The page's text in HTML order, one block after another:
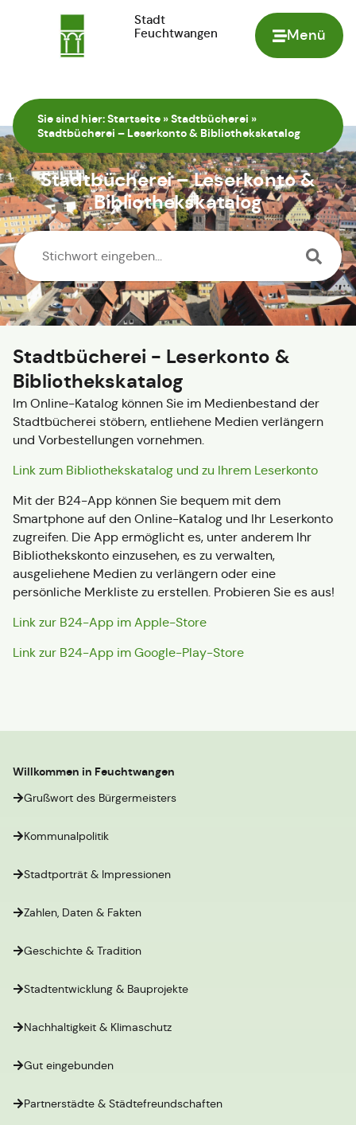
Menü
Stadt
Feuchtwangen
Sie sind hier:Startseite »Stadtbücherei »
Stadtbücherei – Leserkonto & Bibliothekskatalog
Stadtbücherei – Leserkonto &
Bibliothekskatalog
Stadtbücherei - Leserkonto &
Bibliothekskatalog
Im Online-Katalog können Sie im Medienbestand der
Stadtbücherei stöbern, entliehene Medien verlängern
und Vorbestellungen vornehmen.
Link zum Bibliothekskatalog und zu Ihrem Leserkonto
Mit der B24-App können Sie bequem mit dem
Smartphone auf den Online-Katalog und Ihr Leserkonto
zugreifen. Die App ermöglicht es, unter anderem Ihr
Bibliothekskonto einzusehen, es zu verwalten,
ausgeliehene Medien zu verlängern oder eine
persönliche Merkliste zu erstellen. Probieren Sie es aus!
Link zur B24-App im Apple-Store
Link zur B24-App im Google-Play-Store
Willkommen in Feuchtwangen
Grußwort des Bürgermeisters
Kommunalpolitik
Stadtporträt & Impressionen
Zahlen, Daten & Fakten
Geschichte & Tradition
Stadtentwicklung & Bauprojekte
Nachhaltigkeit & Klimaschutz
Gut eingebunden
Partnerstädte & Städtefreundschaften